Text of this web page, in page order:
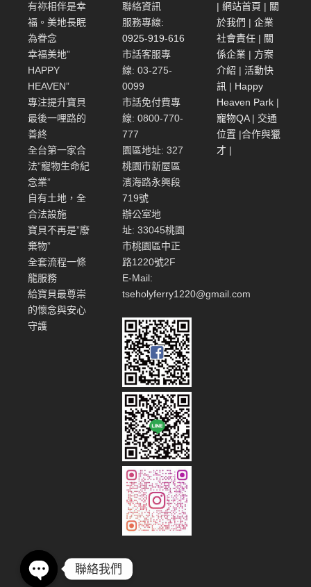
有祢相伴是幸
福。美地長眠
為眷念
幸福美地”
HAPPY
HEAVEN”
專注提升寶貝
最後一哩路的
善終
全台第一家合
法”寵物生命紀
念業”
自有土地，全
合法設施
寶貝不再是”廢
棄物”
全套流程一條
龍服務
給寶貝最尊崇
的懷念與安心
守護
聯絡資訊
服務專線:
0925-919-616
市話客服專
線: 03-275-
0099
市話免付費專
線: 0800-770-
777
園區地址: 327
桃園市新屋區
濱海路永興段
719號
辦公室地
址: 33045桃園
市桃園區中正
路1220號2F
E-Mail:
tseholyferry1220@gmail.com
| 網站首頁 | 關
於我們 | 企業
社會責任| 關
係企業| 方案
介紹 | 活動快
訊| Happy
Heaven Park|
寵物QA| 交通
位置 |合作與獵
才|